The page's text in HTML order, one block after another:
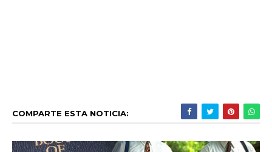
COMPARTE ESTA NOTICIA: